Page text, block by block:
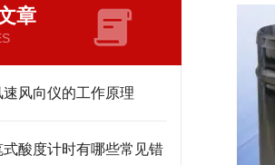
章
风向仪的工作原理
酸度计时有哪些常见错